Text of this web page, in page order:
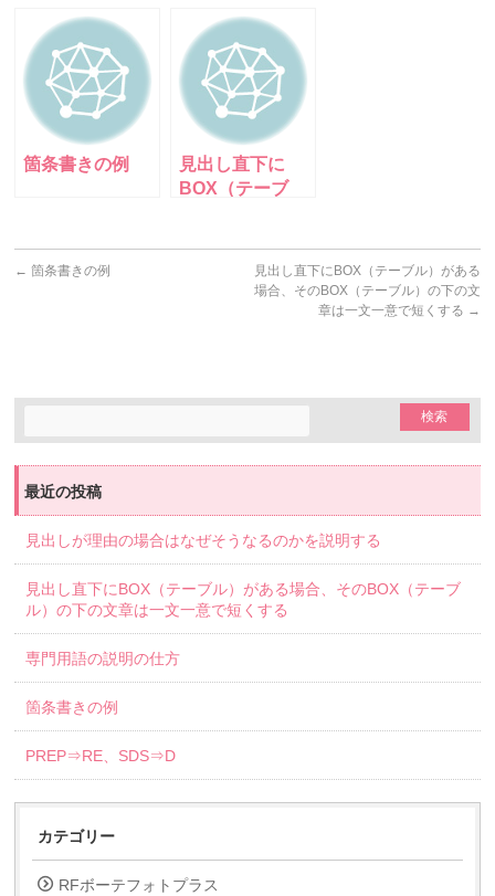
箇条書きの例
見出し直下に
BOX（テーブ
BOX（テーブ
ル）の下の文章
← 箇条書きの例
見出し直下にBOX（テーブル）がある
場合、そのBOX（テーブル）の下の文
章は一文一意で短くする →
最近の投稿
見出しが理由の場合はなぜそうなるのかを説明する
見出し直下にBOX（テーブル）がある場合、そのBOX（テーブ
ル）の下の文章は一文一意で短くする
専門用語の説明の仕方
箇条書きの例
PREP⇒RE、SDS⇒D
カテゴリー
RFボーテフォトプラス